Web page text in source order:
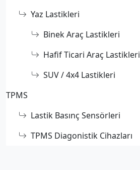
Yaz Lastikleri
Binek Araç Lastikleri
Hafif Ticari Araç Lastikleri
SUV / 4x4 Lastikleri
TPMS
Lastik Basınç Sensörleri
TPMS Diagonistik Cihazları